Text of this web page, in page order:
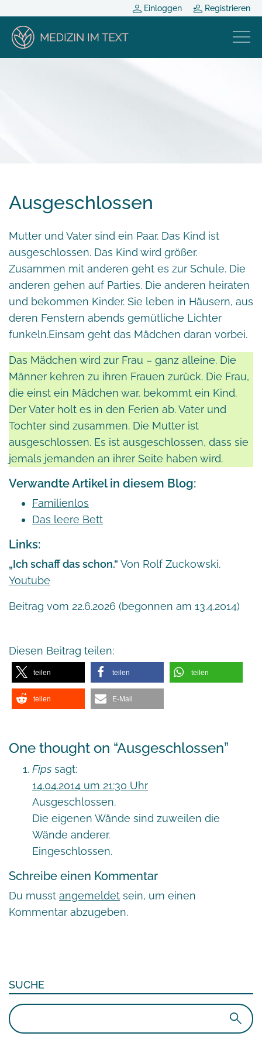
Einloggen Registrieren
Ausgeschlossen
Mutter und Vater sind ein Paar. Das Kind ist
ausgeschlossen. Das Kind wird größer.
Zusammen mit anderen geht es zur Schule. Die
anderen gehen auf Parties. Die anderen heiraten
und bekommen Kinder. Sie leben in Häusern, aus
deren Fenstern abends gemütliche Lichter
funkeln.Einsam geht das Mädchen daran vorbei.
Das Mädchen wird zur Frau – ganz alleine. Die
Männer kehren zu ihren Frauen zurück. Die Frau,
die einst ein Mädchen war, bekommt ein Kind.
Der Vater holt es in den Ferien ab. Vater und
Tochter sind zusammen. Die Mutter ist
ausgeschlossen. Es ist ausgeschlossen, dass sie
jemals jemanden an ihrer Seite haben wird.
Verwandte Artikel in diesem Blog:
Familienlos
Das leere Bett
Links:
„Ich schaff das schon.“ Von Rolf Zuckowski.
Youtube
Beitrag vom 22.6.2026 (begonnen am 13.4.2014)
Diesen Beitrag teilen:
teilen teilen teilen
teilen E-Mail
One thought on “Ausgeschlossen”
Fips sagt:
14.04.2014 um 21:30 Uhr
Ausgeschlossen.
Die eigenen Wände sind zuweilen die
Wände anderer.
Eingeschlossen.
Schreibe einen Kommentar
Du musst angemeldet sein, um einen
Kommentar abzugeben.
SUCHE
Suchen
nach: